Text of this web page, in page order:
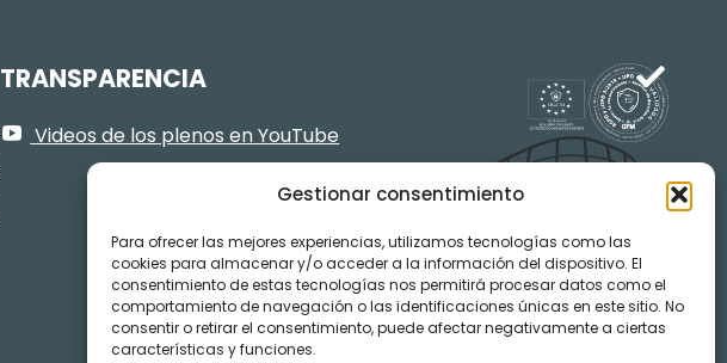
Gestionar consentimiento
Para ofrecer las mejores experiencias, utilizamos tecnologías como las
cookies para almacenar y/o acceder a la información del dispositivo. El
consentimiento de estas tecnologías nos permitirá procesar datos como el
comportamiento de navegación o las identificaciones únicas en este sitio. No
consentir o retirar el consentimiento, puede afectar negativamente a ciertas
características y funciones.
TRANSPARENCIA
Videos de los plenos en YouTube